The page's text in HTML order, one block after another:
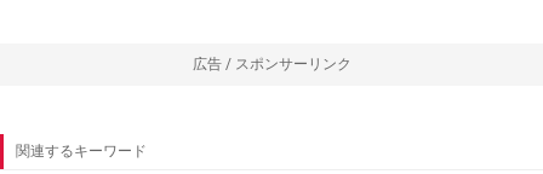
広告 / スポンサーリンク
関連するキーワード